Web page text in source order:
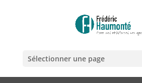
Sélectionner une page